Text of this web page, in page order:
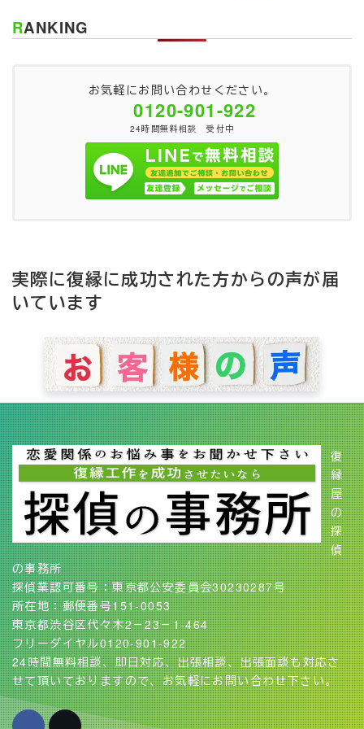
RANKING
お気軽にお問い合わせください。
0120-901-922
24時間無料相談 受付中
実際に復縁に成功された方からの声が届
いています
復
縁
屋
の
探
偵
の事務所
探偵業認可番号：東京都公安委員会30230287号
所在地：郵便番号151-0053
東京都渋谷区代々木2－23－1-464
フリーダイヤル0120-901-922
24時間無料相談、即日対応、出張相談、出張面談も対応さ
せて頂いておりますので、お気軽にお問い合わせ下さい。